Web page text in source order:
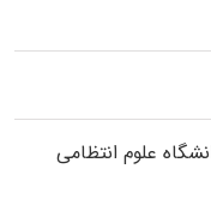
ﻋﻠﻮم انتظامی